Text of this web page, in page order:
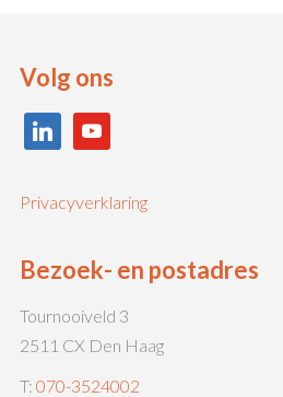
Volg ons
linkedin youtube
Privacyverklaring
Bezoek- en postadres
Tournooiveld 3
2511 CX Den Haag
T: 070-3524002